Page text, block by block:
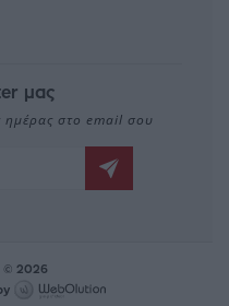
μας
ημέρας στο email σου
© 2026